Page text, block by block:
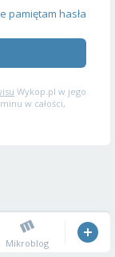
pamiętam hasła
Wykop.pl w jego
w całości,
Mikroblog